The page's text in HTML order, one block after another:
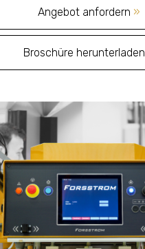
Angebot anfordern »
Broschüre herunterladen